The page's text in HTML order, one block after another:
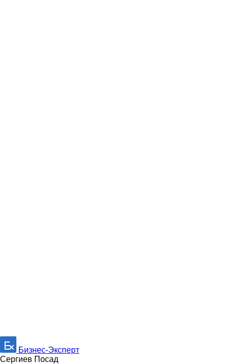
Бизнес-Эксперт
Сергиев Посад